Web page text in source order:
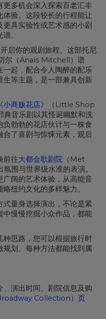
多机会深入探索百老汇丰
验。这段较长的行程能让
具实验性或艺术感的小剧
。
启你的观剧旅程。这部托尼
尔（Anaïs Mitchell）谱
一起，配合令人陶醉的配乐
等主题，是一部兼具创新
《小商贩花店》
（Little Shop
音乐剧以其怪诞幽默和洗
勃勃的花店伙计与一株食
合了喜剧与惊悚元素，观后
前往大都会歌剧院 （Met
围与世界级水准的表演。
阔的艺术体验，从高能音
纽约文化的多样魅力。
量身选择演出，不论是紧
慢慢挖掘小众作品，都能
种思路，您可以根据旅行时
划。每种方法都能找到属
演出时间、剧院信息及购
Collection）页